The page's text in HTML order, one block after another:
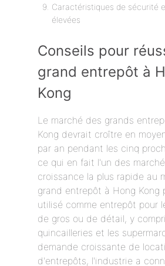
Caractéristiques de sécurité
élevées
Conseils pour
grand entrepôt à
Kong
Le marché des grands
Kong devrait croître en
par an pendant les cinq
ce qui en fait l'un des
croissance la plus rapide au
grand entrepôt à Hong Kong
utilisé comme entrepôt pour
de gros ou de détail, y
quincailleries et les
demande croissante de
d'entrepôts, l'industrie a